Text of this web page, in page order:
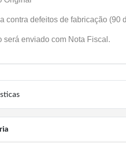
contra defeitos de fabricação (90
será enviado com Nota Fiscal.